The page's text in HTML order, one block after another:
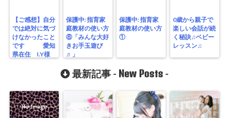
【ご感想】自分
では絶対に気づ
けなかったこと
です 愛知
県在住 I.Y様
保護中: 指育家
庭教材の使い方
⑧「みんな大好
きお手玉遊び
♬」
保護中: 指育家
庭教材の使い方
①
0歳から親子で
楽しい会話が続
く秘訣♫ベビー
レッスン♫
最新記事 - New Posts -